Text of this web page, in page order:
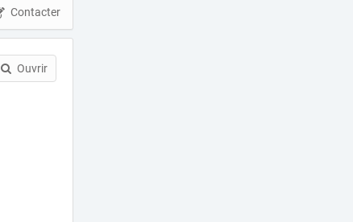
Contacter
Ouvrir